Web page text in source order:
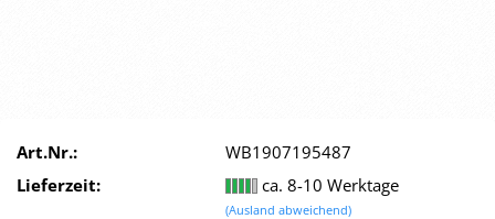
Art.Nr.:
WB1907195487
Lieferzeit:
ca. 8-10 Werktage
(Ausland abweichend)